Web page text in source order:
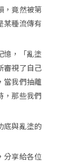
，竟然被第
某種流傳有
憶，「亂塗
審視了自己
當我們抽離
，那些我們
底與亂塗的
分享給各位